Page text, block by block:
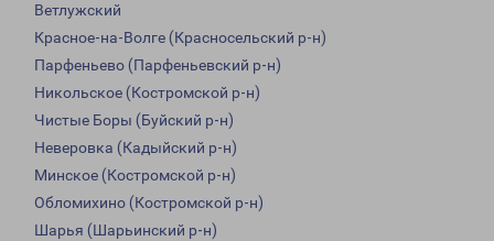
Ветлужский
Красное-на-Волге (Красносельский р-н)
Парфеньево (Парфеньевский р-н)
Никольское (Костромской р-н)
Чистые Боры (Буйский р-н)
Неверовка (Кадыйский р-н)
Минское (Костромской р-н)
Обломихино (Костромской р-н)
Шарья (Шарьинский р-н)